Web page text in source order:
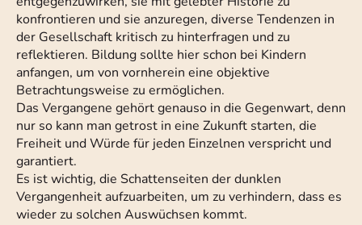
konfrontieren und sie anzuregen, diverse Tendenzen in
der Gesellschaft kritisch zu hinterfragen und zu
reflektieren. Bildung sollte hier schon bei Kindern
anfangen, um von vornherein eine objektive
Betrachtungsweise zu ermöglichen.
Das Vergangene gehört genauso in die Gegenwart, denn
nur so kann man getrost in eine Zukunft starten, die
Freiheit und Würde für jeden Einzelnen verspricht und
garantiert.
Es ist wichtig, die Schattenseiten der dunklen
Vergangenheit aufzuarbeiten, um zu verhindern, dass es
wieder zu solchen Auswüchsen kommt.